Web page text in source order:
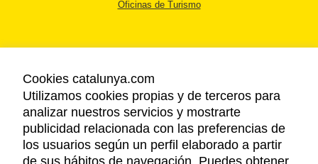
Oficinas de Turismo
AVISO LEGAL
POLÍTICA DE PRIVACIDAD
COOKIES
ACCESSIBILIDAD
Cookies catalunya.com
Utilizamos cookies propias y de terceros para
analizar nuestros servicios y mostrarte
publicidad relacionada con las preferencias de
los usuarios según un perfil elaborado a partir
de sus hábitos de navegación. Puedes obtener